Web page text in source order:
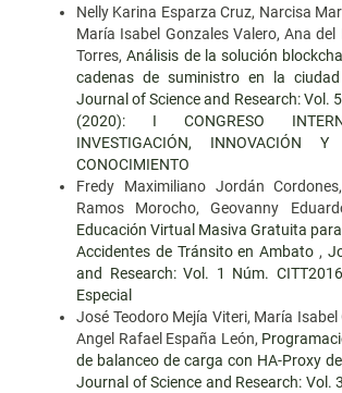
Nelly Karina Esparza Cruz, Narcisa
María Isabel Gonzales Valero, Ana del
Torres,Análisis de la solución
cadenas de suministro en la
Journal of Science and Research: Vol.
(2020): I CONGRESO
INVESTIGACIÓN, INNOVACIÓN Y
CONOCIMIENTO
Fredy Maximiliano Jordán
Ramos Morocho, Geovanny
Educación Virtual Masiva Gratuita
Accidentes de Tránsito en Ambato ,
and Research: Vol. 1 Núm.
Especial
José Teodoro Mejía Viteri, María Isabel
Angel Rafael España León,
de balanceo de carga con HA-Proxy
Journal of Science and Research: Vol.